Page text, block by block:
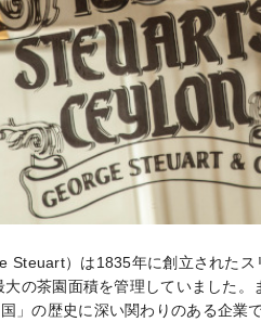
Steuart）は1835年に創立された
の茶園面積を管理していました
」の歴史に深い関わりのある企業で